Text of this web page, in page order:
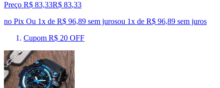
Preço R$ 83,33R$ 83,33
no Pix Ou 1x de R$ 96,89 sem jurosou 1x de R$ 96,89 sem juros
Cupom R$ 20 OFF